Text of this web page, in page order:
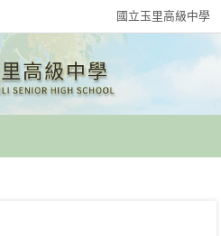
國立玉里高級中學